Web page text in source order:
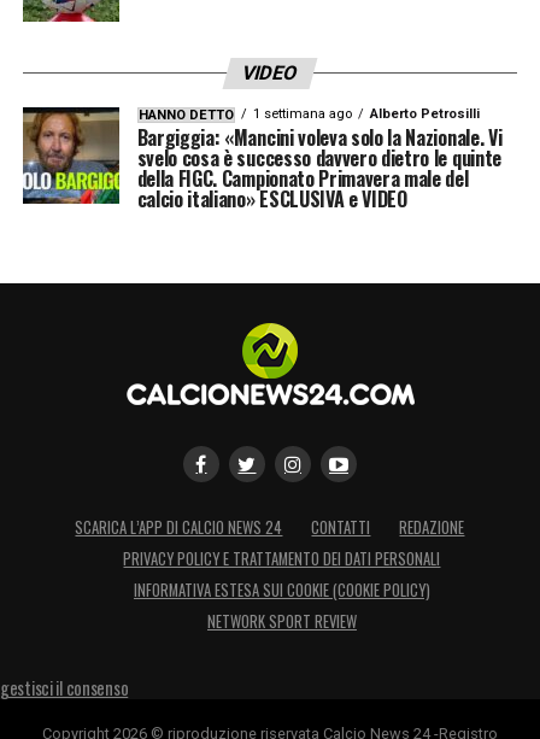
VIDEO
HANNO DETTO 1 settimana ago Alberto Petrosilli
Bargiggia: «Mancini voleva solo la Nazionale. Vi
svelo cosa è successo davvero dietro le quinte
della FIGC. Campionato Primavera male del
calcio italiano» ESCLUSIVA e VIDEO
SCARICA L’APP DI CALCIO NEWS 24 CONTATTI
REDAZIONE
PRIVACY POLICY E TRATTAMENTO DEI DATI PERSONALI
INFORMATIVA ESTESA SUI COOKIE (COOKIE POLICY)
NETWORK SPORT REVIEW
gestisci il consenso
Copyright 2026 © riproduzione riservata Calcio News 24 -Registro